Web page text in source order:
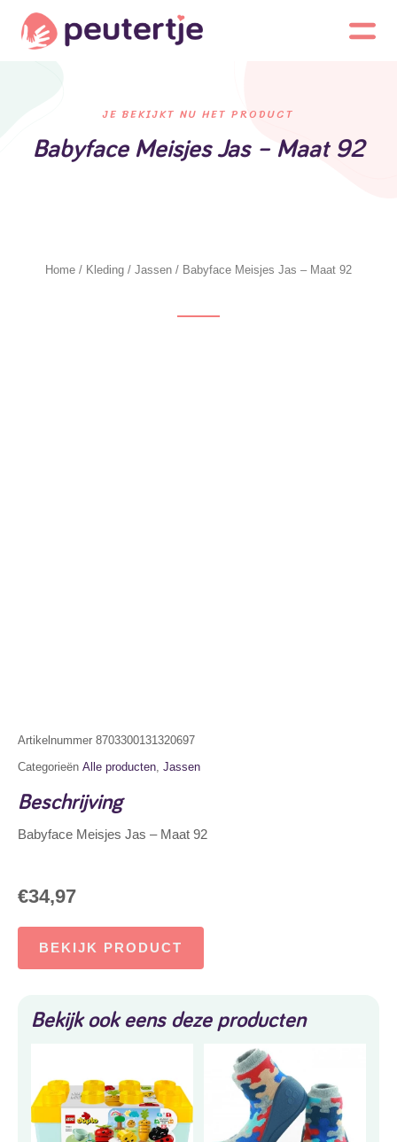
JE BEKIJKT NU HET PRODUCT
Babyface Meisjes Jas – Maat 92
Home / Kleding / Jassen / Babyface Meisjes Jas – Maat 92
Artikelnummer 8703300131320697
Categorieën Alle producten, Jassen
Beschrijving
Babyface Meisjes Jas – Maat 92
€34,97
BEKIJK PRODUCT
Bekijk ook eens deze producten